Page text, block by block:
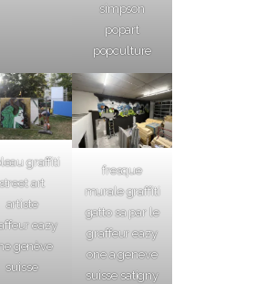
simpson
popart
popculture
graffiti
street art
artiste
eazy
genève
suisse
fresque
murale graffiti
gatto sa par le
graffeur eazy
one a geneve
suisse satigny